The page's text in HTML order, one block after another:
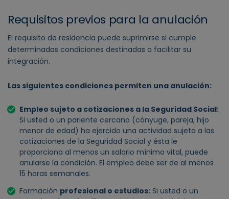
Requisitos previos para la anulación
El requisito de residencia puede suprimirse si cumple
determinadas condiciones destinadas a facilitar su
integración.
Las siguientes condiciones permiten una anulación:
Empleo sujeto a cotizaciones a la Seguridad Social:
Si usted o un pariente cercano (cónyuge, pareja, hijo
menor de edad) ha ejercido una actividad sujeta a las
cotizaciones de la Seguridad Social y ésta le
proporciona al menos un salario mínimo vital, puede
anularse la condición. El empleo debe ser de al menos
15 horas semanales.
Formación profesional o estudios: Si usted o un